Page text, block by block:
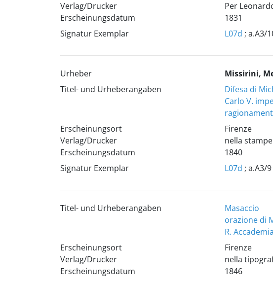
Verlag/Drucker
Erscheinungsdatum
Per
1831
Signatur Exemplar
L07d ; a.A3/
Urheber Missirini,
Titel- und Urheberangaben
Difesa di
Carlo V.
Erscheinungsort
Verlag/Drucker
Erscheinungsdatum
Firenze
nella
1840
Signatur Exemplar
L07d ; a.A3/9
Titel- und Urheberangaben
Masaccio
orazione di
R.
Erscheinungsort
Verlag/Drucker
Erscheinungsdatum
Firenze
nella
1846